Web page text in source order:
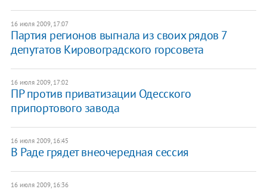
16 июля 2009, 17:07
Партия регионов выгнала из своих рядов 7
депутатов Кировоградского горсовета
16 июля 2009, 17:02
ПР против приватизации Одесского
припортового завода
16 июля 2009, 16:45
В Раде грядет внеочередная сессия
16 июля 2009, 16:36